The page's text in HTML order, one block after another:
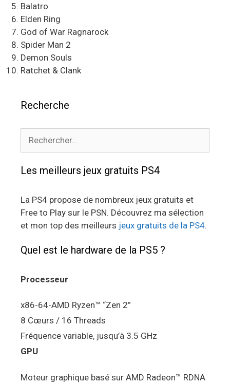
Balatro
Elden Ring
God of War Ragnarock
Spider Man 2
Demon Souls
Ratchet & Clank
Recherche
Les meilleurs jeux gratuits PS4
La PS4 propose de nombreux jeux gratuits et
Free to Play sur le PSN. Découvrez ma sélection
et mon top des meilleurs jeux gratuits de la PS4.
Quel est le hardware de la PS5 ?
Processeur
x86-64-AMD Ryzen™ “Zen 2”
8 Cœurs / 16 Threads
Fréquence variable, jusqu’à 3.5 GHz
GPU
Moteur graphique basé sur AMD Radeon™ RDNA